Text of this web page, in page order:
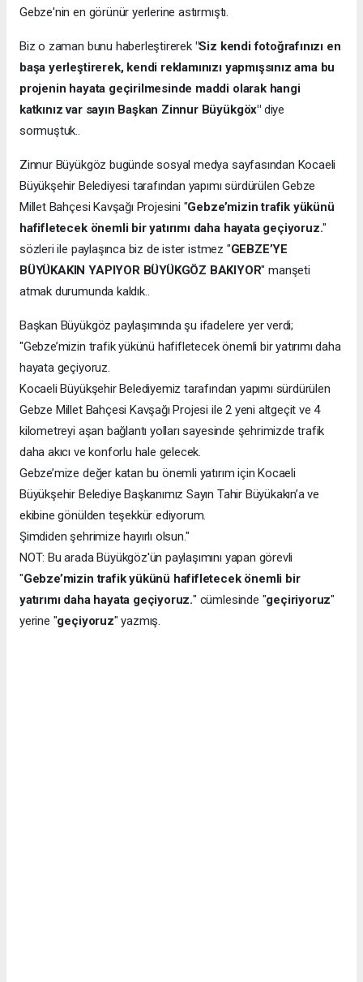
Gebze'nin en görünür yerlerine astırmıştı.
Biz o zaman bunu haberleştirerek "Siz kendi fotoğrafınızı en
başa yerleştirerek, kendi reklamınızı yapmışsınız ama bu
projenin hayata geçirilmesinde maddi olarak hangi
katkınız var sayın Başkan Zinnur Büyükgöx" diye
sormuştuk..
Zinnur Büyükgöz bugünde sosyal medya sayfasından Kocaeli
Büyükşehir Belediyesi tarafından yapımı sürdürülen Gebze
Millet Bahçesi Kavşağı Projesini "Gebze’mizin trafik yükünü
hafifletecek önemli bir yatırımı daha hayata geçiyoruz."
sözleri ile paylaşınca biz de ister istmez "GEBZE’YE
BÜYÜKAKIN YAPIYOR BÜYÜKGÖZ BAKIYOR" manşeti
atmak durumunda kaldık..
Başkan Büyükgöz paylaşımında şu ifadelere yer verdi;
"Gebze’mizin trafik yükünü hafifletecek önemli bir yatırımı daha
hayata geçiyoruz.
Kocaeli Büyükşehir Belediyemiz tarafından yapımı sürdürülen
Gebze Millet Bahçesi Kavşağı Projesi ile 2 yeni altgeçit ve 4
kilometreyi aşan bağlantı yolları sayesinde şehrimizde trafik
daha akıcı ve konforlu hale gelecek.
Gebze’mize değer katan bu önemli yatırım için Kocaeli
Büyükşehir Belediye Başkanımız Sayın Tahir Büyükakın’a ve
ekibine gönülden teşekkür ediyorum.
Şimdiden şehrimize hayırlı olsun."
NOT: Bu arada Büyükgöz'ün paylaşımını yapan görevli
"Gebze’mizin trafik yükünü hafifletecek önemli bir
yatırımı daha hayata geçiyoruz." cümlesinde "geçiriyoruz"
yerine "geçiyoruz" yazmış.